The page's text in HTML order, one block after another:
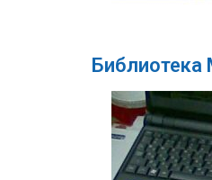
Библиотека